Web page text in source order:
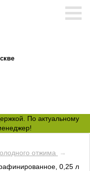
По актуальному
отжима
→
0,25 л